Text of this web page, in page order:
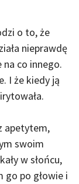
o to, że
nieprawdę
na co innego.
I że kiedy ją
apetytem,
swoim
w słońcu,
go po głowie i